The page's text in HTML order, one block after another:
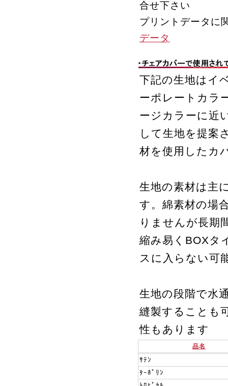
合せ下さい
プリントデータに
データ
下記の生地はイ
ーポレートカラ
ージカラーに近
して生地を提案
材を使用したカ
生地の素材は主
す。綿素材の場
りませんが長期
縮み易くBOXタ
スに入らない可
生地の段階で水
縫製することも
性もあります
品名
ｻﾃﾝ
ﾀｰﾎﾟﾘﾝ